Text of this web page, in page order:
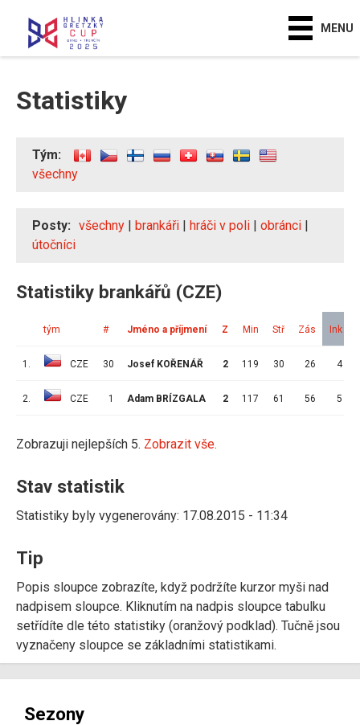
MENU
Statistiky
Tým:
všechny
Posty: všechny | brankáři | hráči v poli | obránci |
útočníci
Statistiky brankářů (CZE)
tým # Jméno a příjmení Z Min Stř Zás Ink
1. CZE 30 Josef KOŘENÁŘ 2 119 30 26 4
2. CZE 1 Adam BRÍZGALA 2 117 61 56 5
Zobrazuji nejlepších 5. Zobrazit vše.
Stav statistik
Statistiky byly vygenerovány: 17.08.2015 - 11:34
Tip
Popis sloupce zobrazíte, když podržíte kurzor myši nad
nadpisem sloupce. Kliknutím na nadpis sloupce tabulku
setřídíte dle této statistiky (oranžový podklad). Tučně jsou
vyznačeny sloupce se základními statistikami.
Sezony